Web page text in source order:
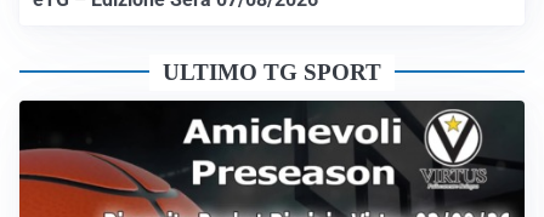
ULTIMO TG SPORT